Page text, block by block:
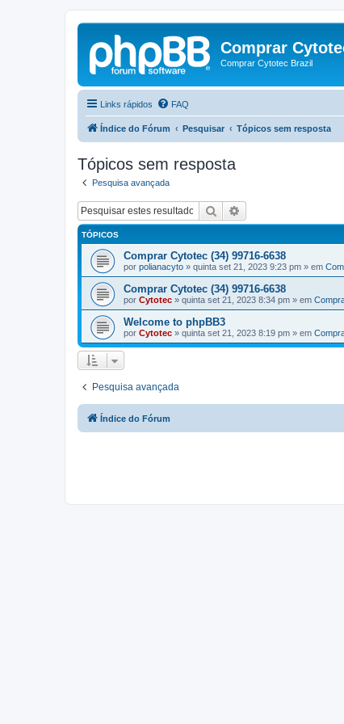
Comprar
Comprar Cytotec Brazil
Links rápidos FAQ
Índice do Fórum Pesquisar Tópicos sem resposta
Tópicos sem resposta
Pesquisa avançada
Pesquisar
TÓPICOS
Comprar Cytotec (34) 99716-6638
por polianacyto » quinta set 21, 2023 9:23 pm » em
Comprar Cytotec (34) 99716-6638
por Cytotec » quinta set 21, 2023 8:34 pm » em
Welcome to phpBB3
por Cytotec » quinta set 21, 2023 8:19 pm » em
Pesquisa avançada
Índice do Fórum